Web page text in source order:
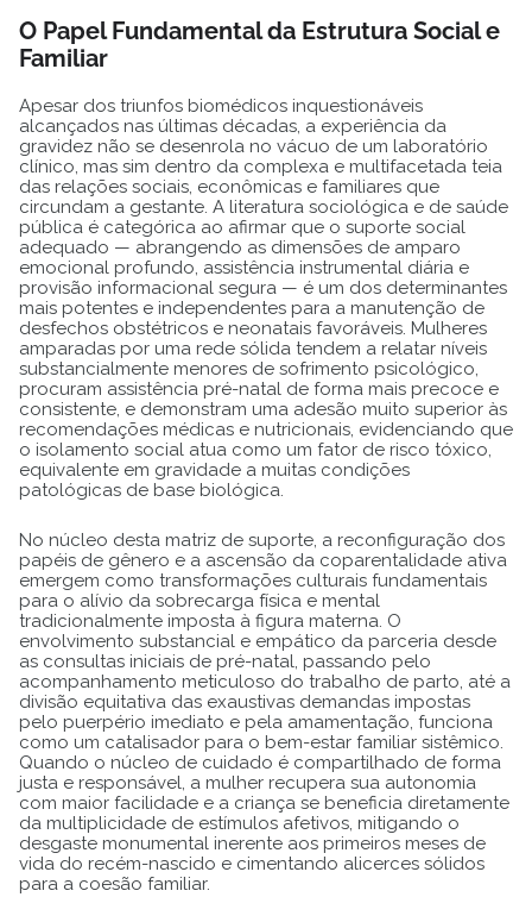
O Papel Fundamental da Estrutura Social e
Familiar
Apesar dos triunfos biomédicos inquestionáveis
alcançados nas últimas décadas, a experiência da
gravidez não se desenrola no vácuo de um laboratório
clínico, mas sim dentro da complexa e multifacetada teia
das relações sociais, econômicas e familiares que
circundam a gestante. A literatura sociológica e de saúde
pública é categórica ao afirmar que o suporte social
adequado — abrangendo as dimensões de amparo
emocional profundo, assistência instrumental diária e
provisão informacional segura — é um dos determinantes
mais potentes e independentes para a manutenção de
desfechos obstétricos e neonatais favoráveis. Mulheres
amparadas por uma rede sólida tendem a relatar níveis
substancialmente menores de sofrimento psicológico,
procuram assistência pré-natal de forma mais precoce e
consistente, e demonstram uma adesão muito superior às
recomendações médicas e nutricionais, evidenciando que
o isolamento social atua como um fator de risco tóxico,
equivalente em gravidade a muitas condições
patológicas de base biológica.
No núcleo desta matriz de suporte, a reconfiguração dos
papéis de gênero e a ascensão da coparentalidade ativa
emergem como transformações culturais fundamentais
para o alívio da sobrecarga física e mental
tradicionalmente imposta à figura materna. O
envolvimento substancial e empático da parceria desde
as consultas iniciais de pré-natal, passando pelo
acompanhamento meticuloso do trabalho de parto, até a
divisão equitativa das exaustivas demandas impostas
pelo puerpério imediato e pela amamentação, funciona
como um catalisador para o bem-estar familiar sistêmico.
Quando o núcleo de cuidado é compartilhado de forma
justa e responsável, a mulher recupera sua autonomia
com maior facilidade e a criança se beneficia diretamente
da multiplicidade de estímulos afetivos, mitigando o
desgaste monumental inerente aos primeiros meses de
vida do recém-nascido e cimentando alicerces sólidos
para a coesão familiar.